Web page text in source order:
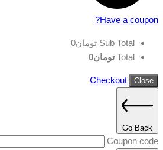
Have a coupon?
Sub Total تومان0
Total تومان0
Close
Checkout
Go Back
Coupon code